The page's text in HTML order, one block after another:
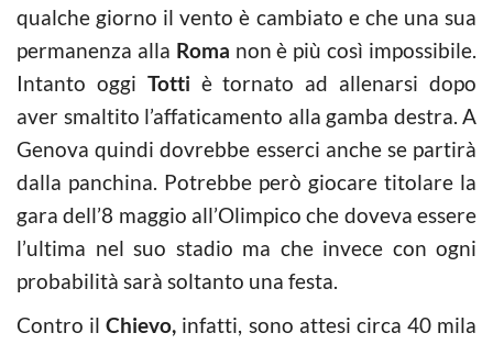
qualche giorno il vento è cambiato e che una sua
permanenza alla Roma non è più così impossibile.
Intanto oggi Totti è tornato ad allenarsi dopo
aver smaltito l’affaticamento alla gamba destra. A
Genova quindi dovrebbe esserci anche se partirà
dalla panchina. Potrebbe però giocare titolare la
gara dell’8 maggio all’Olimpico che doveva essere
l’ultima nel suo stadio ma che invece con ogni
probabilità sarà soltanto una festa.
Contro ilChievo, infatti, sono attesi circa 40 mila